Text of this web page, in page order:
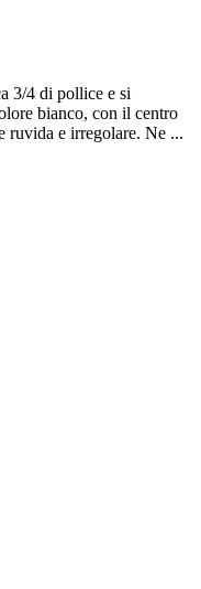
3/4 di pollice e si
bianco, con il centro
ruvida e irregolare. Ne ...